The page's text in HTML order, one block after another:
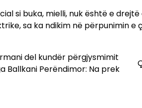
si buka, mielli, nuk është e
sa ka ndikim në përpunimin e
del kundër përgjysmimit
Ballkani Perëndimor: Na prek